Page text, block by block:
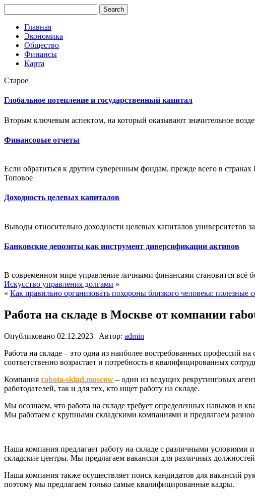
Главная
Экономика
Общество
Финансы
Карта
Старое
Глобальное потепление и государственный капитал
Вторым ключевым аспектом, на который оказывают значительное
Финансовые отчеты
Если обратиться к друтим суверенным фондам, прежде всего в
Топовое
Доходность целевых капиталов
Выводы относительно доходности целевых капиталов университетов
Банковские депозиты как инструмент диверсификации активов
В современном мире управление личными финансами становится всё
Искусство управления долгами »
« Как правильно организовать похороны близкого человека: полезные
Работа на складе в Москве от компании
Опубликовано 02.12.2023 | Автор: admin
Работа на складе – это одна из наиболее востребованных профессий
соответственно возрастает и потребность в квалифицированных
Компания rabota-sklad.moscow – один из ведущих рекрутинговых
работодателей, так и для тех, кто ищет работу на складе.
Мы осознаем, что работа на складе требует определенных навыков и
Мы работаем с крупными складскими компаниями и предлагаем
Наша компания предлагает работу на складе с различными
складские центры. Мы предлагаем вакансии для различных
Наша компания также осуществляет поиск кандидатов для вакансий
поэтому мы предлагаем только самые квалифицированные кадры.